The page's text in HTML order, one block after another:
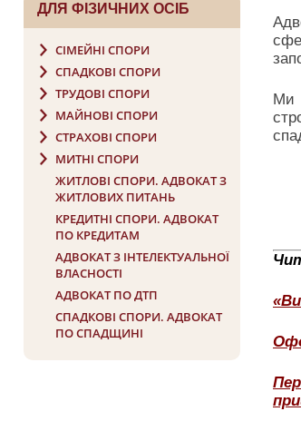
ДЛЯ ФIЗИЧНИХ ОСIБ
СІМЕЙНІ СПОРИ
СПАДКОВІ СПОРИ
ТРУДОВІ СПОРИ
МАЙНОВІ СПОРИ
СТРАХОВІ СПОРИ
МИТНІ СПОРИ
ЖИТЛОВІ СПОРИ. АДВОКАТ З
ЖИТЛОВИХ ПИТАНЬ
КРЕДИТНІ СПОРИ. АДВОКАТ
ПО КРЕДИТАМ
АДВОКАТ З ІНТЕЛЕКТУАЛЬНОЇ
ВЛАСНОСТІ
АДВОКАТ ПО ДТП
СПАДКОВІ СПОРИ. АДВОКАТ
ПО СПАДЩИНІ
Ми